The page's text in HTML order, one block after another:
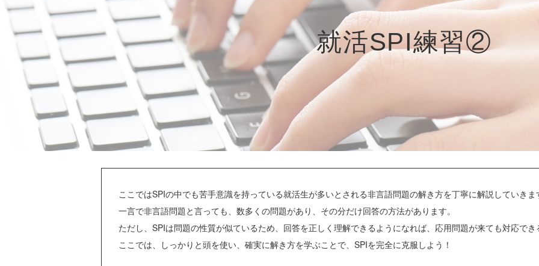
就活SPI練習②
ここではSPIの中でも苦手意識を持っている就活生が多いとされる非言語問題の解き方を丁寧に解説していきま
一言で非言語問題と言っても、数多くの問題があり、その分だけ回答の方法があります。
ただし、SPIは問題の性質が似ているため、回答を正しく理解できるようになれば、応用問題が来ても対応でき
ここでは、しっかりと頭を使い、確実に解き方を学ぶことで、SPIを完全に克服しよう！